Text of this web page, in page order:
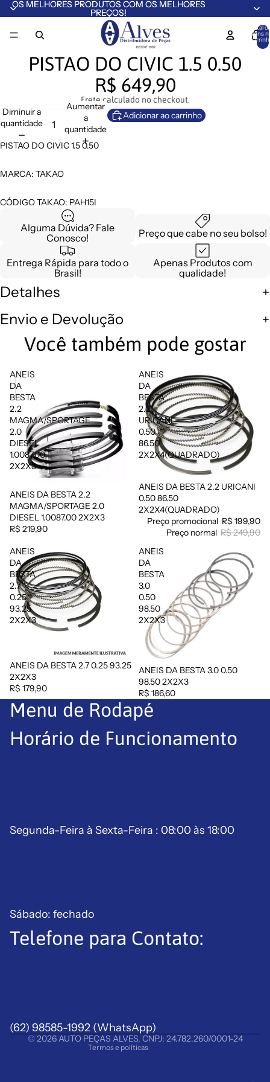
OS MELHORES PRODUTOS COM OS MELHORES
PREÇOS!
OS MELHORES PRODUTOS COM OS MELHORES
PREÇOS!
Total
itens
PISTAO DO CIVIC 1.5 0.50
R$ 649,90
Frete calculado no checkout.
Diminuir a
quantidade
Aumentar
a
quantidade
Adicionar ao carrinho
PISTAO DO CIVIC 1.5 0.50
MARCA: TAKAO
CÓDIGO TAKAO: PAH15I
Alguma Dúvida? Fale
Conosco!
Preço que cabe no seu bolso!
Entrega Rápida para todo o
Brasil!
Apenas Produtos com
qualidade!
Detalhes
Envio e Devolução
Você também pode gostar
ANEIS
DA
BESTA
2.2
MAGMA/SPORTAGE
2.0
DIESEL
1.0087.00
2X2X3
ANEIS DA BESTA 2.2
MAGMA/SPORTAGE 2.0
DIESEL 1.0087.00 2X2X3
R$ 219,90
ANEIS
DA
BESTA
2.2
URICANI
0.50
86.50
2X2X4(QUADRADO)
Promoção
ANEIS DA BESTA 2.2 URICANI
0.50 86.50
2X2X4(QUADRADO)
Preço promocional R$ 199,90
Preço normal R$ 249,90
ANEIS
DA
BESTA
2.7
0.25
93.25
2X2X3
ANEIS DA BESTA 2.7 0.25 93.25
2X2X3
R$ 179,90
ANEIS
DA
BESTA
3.0
0.50
98.50
2X2X3
Esgotado
ANEIS DA BESTA 3.0 0.50
98.50 2X2X3
R$ 186,60
Menu de Rodapé
Horário de Funcionamento
Segunda-Feira à Sexta-Feira : 08:00 às 18:00
Sábado: fechado
Telefone para Contato:
(62) 98585-1992 (WhatsApp)
© 2026AUTO PEÇAS ALVES, CNPJ: 24.782.260/0001-24
Termos e políticas
Aviso legal